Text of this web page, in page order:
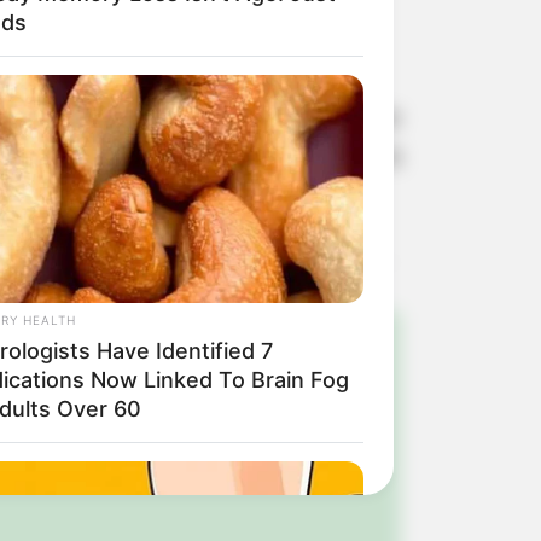
manifestar interesse
Paraguaçu, que fica na rua Maria
HEALTH
Have Identified 7
Now Linked To Brain Fog
Over 60